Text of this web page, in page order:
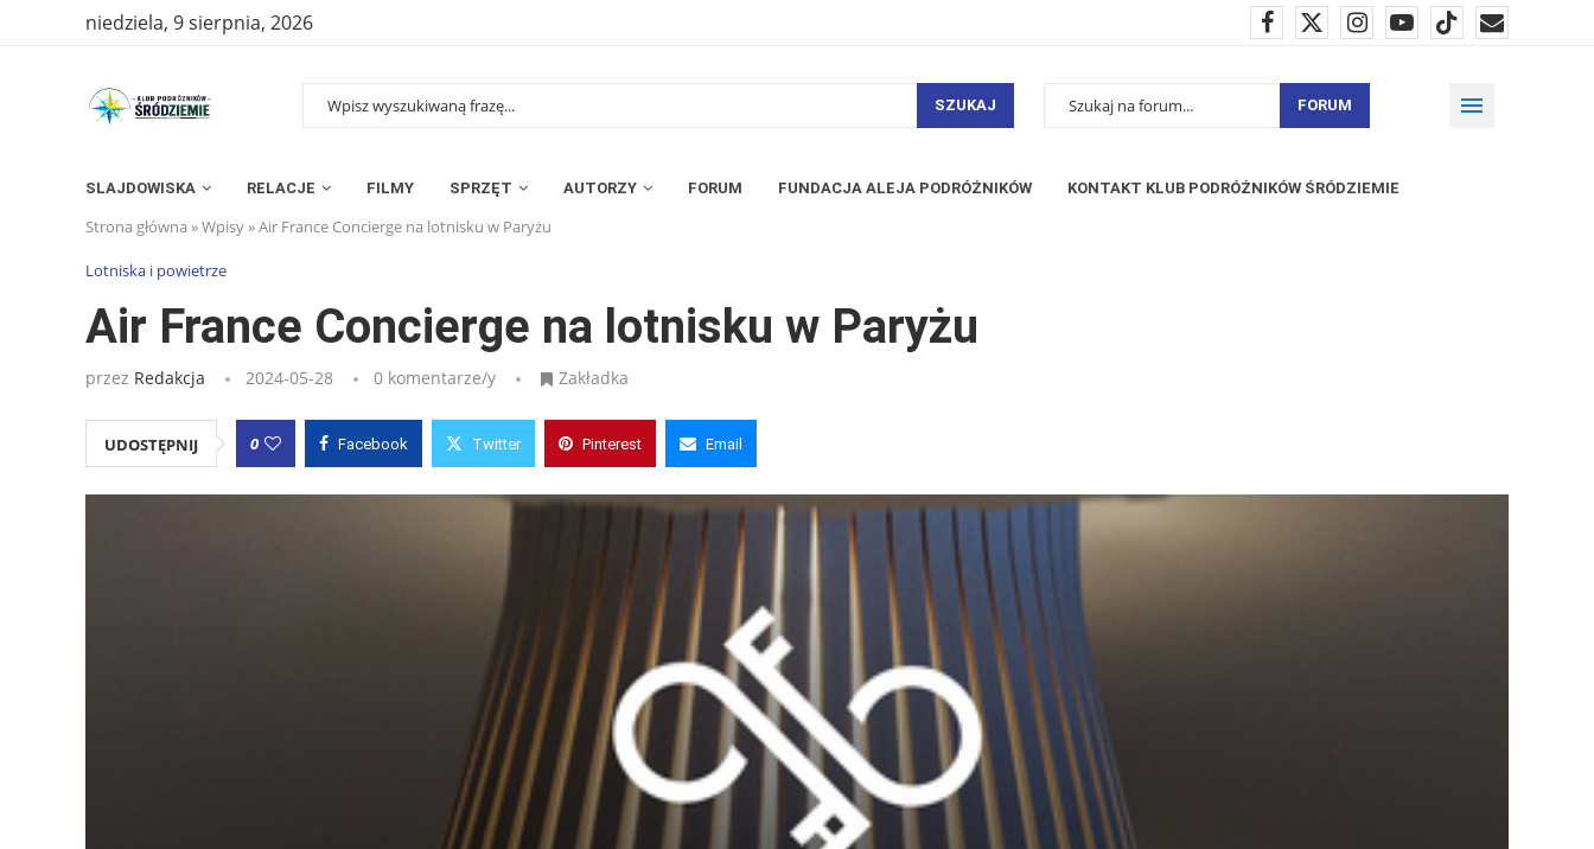
niedziela, 9 sierpnia, 2026
SZUKAJ FORUM
SLAJDOWISKA RELACJE FILMY SPRZĘT AUTORZY FORUM FUNDACJA ALEJA PODRÓŻNIKÓW KONTAKT KLUB PODRÓŻNIKÓW ŚRÓDZIEMIE
Strona główna »Wpisy»Air France Concierge na lotnisku w Paryżu
Lotniska i powietrze
Air France Concierge na lotnisku w Paryżu
przez Redakcja 2024-05-28 0 komentarze/y Zakładka
UDOSTĘPNIJ 0 Facebook Twitter Pinterest Email